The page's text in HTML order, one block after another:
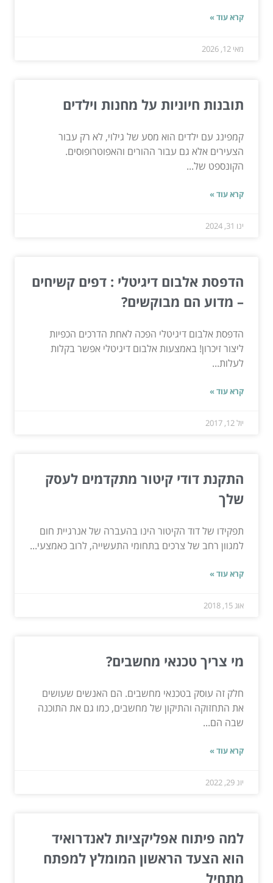
קרא עוד »
מאי 12, 2026
תובנות חיוניות על מחנות וילדים
קמפינג עם ילדים הוא מסע של גילוי, לא רק עבור
הצעירים אלא גם עבור ההורים והאפוטרופוסים.
הקונספט של...
קרא עוד »
ינו 31, 2024
הדפסת אלבום דיגיטלי : דפים קשיחים
– מדוע הם מבוקשים?
הדפסת אלבום דיגיטלי הפכה לאחת הדרכים הכפיות
ליצור זיכרון! באמצעות אלבום דיגיטלי אפשר בקלות
לעלות...
קרא עוד »
יול 12, 2017
התקנת דודי קיטור מתקדמים לעסק
שלך
תפקידו של דוד הקיטור הינו בהעברה של אנרגיית חום
למגוון רחב של צרכים בתחומי התעשייה, לרוב כאמצעי...
קרא עוד »
אוג 15, 2018
מי צריך טכנאי מחשבים?
חלק זה עוסק בטכנאי מחשבים. הם האנשים שעושים
את התחזוקה והתיקון של מחשבים, כמו גם את התוכנה
שבה הם...
קרא עוד »
יונ 29, 2022
למה פיתוח אפליקציות לאנדרואיד
הוא הצעד הראשון המומלץ למפתח
מתחיל